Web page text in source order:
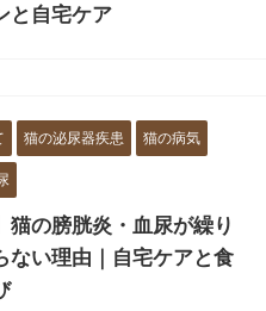
と自宅ケア
猫の泌尿器疾患 猫の病気
猫の膀胱炎・血尿が繰り
ない理由｜自宅ケアと食